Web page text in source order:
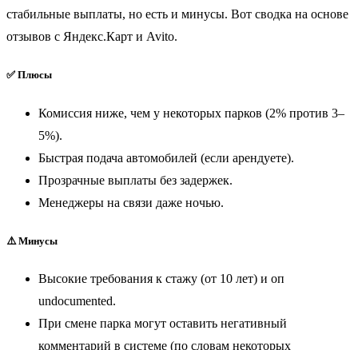
стабильные выплаты, но есть и минусы. Вот сводка на основе
отзывов с Яндекс.Карт и Avito.
✅ Плюсы
Комиссия ниже, чем у некоторых парков (2% против 3–
5%).
Быстрая подача автомобилей (если арендуете).
Прозрачные выплаты без задержек.
Менеджеры на связи даже ночью.
⚠️ Минусы
Высокие требования к стажу (от 10 лет) и оп
undocumented.
При смене парка могут оставить негативный
комментарий в системе (по словам некоторых